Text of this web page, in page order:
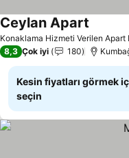
Konaklama Hizmeti Verilen Apart
Ceylan Apart
8,3 Çok iyi 180
Kesin fiyatları görmek
seçin